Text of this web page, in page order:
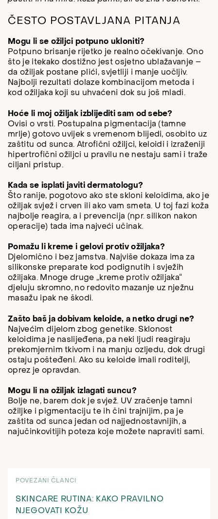
ČESTO POSTAVLJANA PITANJA
Mogu li se ožiljci potpuno ukloniti?
Potpuno brisanje rijetko je realno očekivanje. Ono
što je itekako dostižno jest osjetno ublažavanje –
da ožiljak postane plići, svjetliji i manje uočljiv.
Najbolji rezultati dolaze kombinacijom metoda i
kod ožiljaka koji su uhvaćeni dok su još mladi.
Hoće li moj ožiljak izblijediti sam od sebe?
Ovisi o vrsti. Postupalna pigmentacija (tamne
mrlje) gotovo uvijek s vremenom blijedi, osobito uz
zaštitu od sunca. Atrofični ožiljci, keloidi i izraženiji
hipertrofični ožiljci u pravilu ne nestaju sami i traže
ciljani pristup.
Kada se isplati javiti dermatologu?
Što ranije, pogotovo ako ste skloni keloidima, ako je
ožiljak svjež i crven ili ako vam smeta. U toj fazi koža
najbolje reagira, a i prevencija (npr. silikon nakon
operacije) tada ima najveći učinak.
Pomažu li kreme i gelovi protiv ožiljaka?
Djelomično i bez jamstva. Najviše dokaza ima za
silikonske preparate kod podignutih i svježih
ožiljaka. Mnoge druge „kreme protiv ožiljaka“
djeluju skromno, no redovito mazanje uz nježnu
masažu ipak ne škodi.
Zašto baš ja dobivam keloide, a netko drugi ne?
Najvećim dijelom zbog genetike. Sklonost
keloidima je naslijeđena, pa neki ljudi reagiraju
prekomjernim tkivom i na manju ozljedu, dok drugi
ostaju pošteđeni. Ako su keloide imali roditelji,
oprez je opravdan.
Mogu li na ožiljak izlagati suncu?
Bolje ne, barem dok je svjež. UV zračenje tamni
ožiljke i pigmentaciju te ih čini trajnijim, pa je
zaštita od sunca jedan od najjednostavnijih, a
najučinkovitijih poteza koje možete napraviti sami.
POVEZANI ČLANCI
SKINCARE RUTINA: KAKO PRAVILNO
NJEGOVATI KOŽU